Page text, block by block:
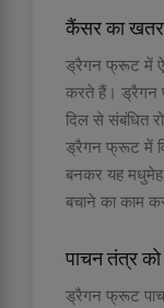
कैंसर का
ड्रैगन फ्रूट में
करते हैं। ड्रैगन
दिल से संबंधित
ड्रैगन फ्रूट में
बनकर यह मधुमेह,
बचाने का काम
पाचन तंत्र
ड्रैगन फ्रूट